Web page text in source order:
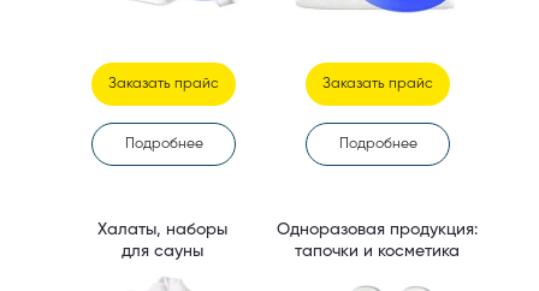
Заказать прайс
Подробнее
Заказать прайс
Подробнее
Халаты, наборы
для сауны
Одноразовая продукция:
тапочки и косметика